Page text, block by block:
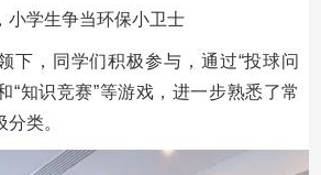
小学生争当环保小卫士
下，同学们积极参与，通过“投球问
“知识竞赛”等游戏，进一步熟悉了常
类。